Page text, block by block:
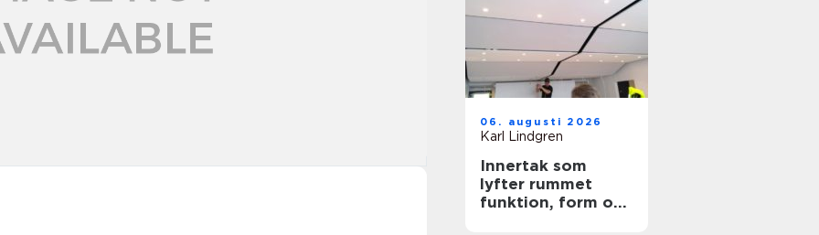
06. augusti 2026
Karl Lindgren
Innertak som
lyfter rummet
funktion, form och